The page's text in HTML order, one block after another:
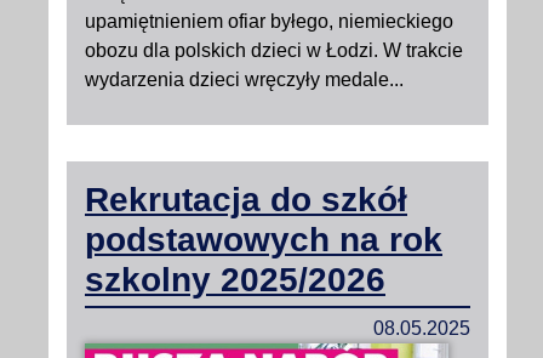
upamiętnieniem ofiar byłego, niemieckiego
obozu dla polskich dzieci w Łodzi. W trakcie
wydarzenia dzieci wręczyły medale...
Rekrutacja do szkół
podstawowych na rok
szkolny 2025/2026
08.05.2025